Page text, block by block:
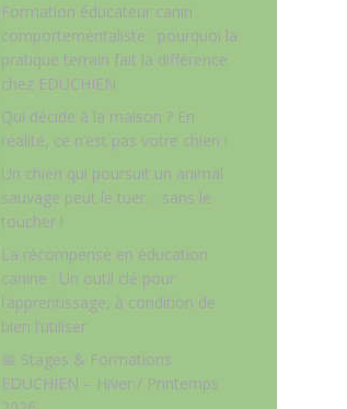
Formation éducateur canin
comportementaliste : pourquoi la
pratique terrain fait la différence
chez EDUCHIEN
Qui décide à la maison ? En
réalité, ce n’est pas votre chien !
Un chien qui poursuit un animal
sauvage peut le tuer… sans le
toucher !
La récompense en éducation
canine : Un outil clé pour
l’apprentissage, à condition de
bien l’utiliser
📅 Stages & Formations
EDUCHIEN – Hiver / Printemps